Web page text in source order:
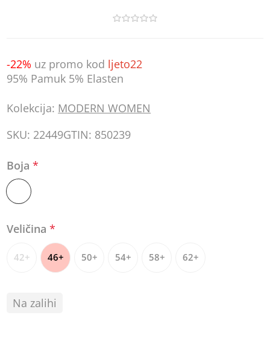
-22% uz promo kod ljeto22
95% Pamuk 5% Elasten
Kolekcija: MODERN WOMEN
SKU: 22449GTIN: 850239
Boja*
Veličina*
42+ 46+ 50+ 54+ 58+ 62+
Na zalihi